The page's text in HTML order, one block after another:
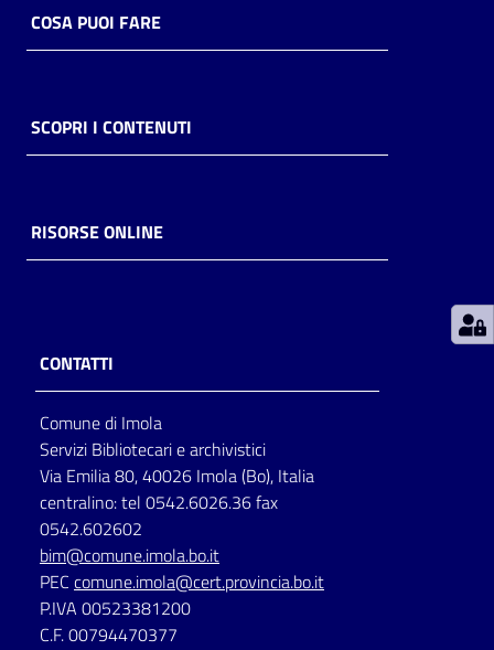
Casa
Piani
storico
per
lettura
Seguici
su
COSA PUOI FARE
SCOPRI I CONTENUTI
RISORSE ONLINE
CONTATTI
Comune di Imola
Servizi Bibliotecari e archivistici
Via Emilia 80, 40026 Imola (Bo), Italia
centralino: tel 0542.6026.36 fax
0542.602602
bim@comune.imola.bo.it
PEC comune.imola@cert.provincia.bo.it
P.IVA 00523381200
C.F. 00794470377